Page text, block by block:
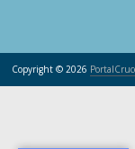
Copyright © 2026